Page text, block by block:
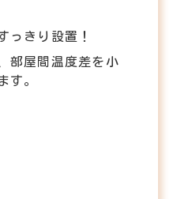
っきり設置！
部屋間温度差を小
す。